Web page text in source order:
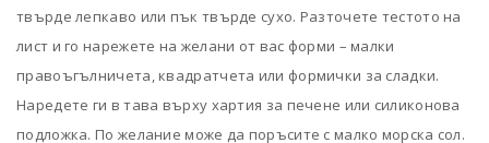
твърде лепкаво или пък твърде сухо. Разточете тестото на
лист и го нарежете на желани от вас форми – малки
правоъгълничета, квадратчета или формички за сладки.
Наредете ги в тава върху хартия за печене или силиконова
подложка. По желание може да поръсите с малко морска сол.